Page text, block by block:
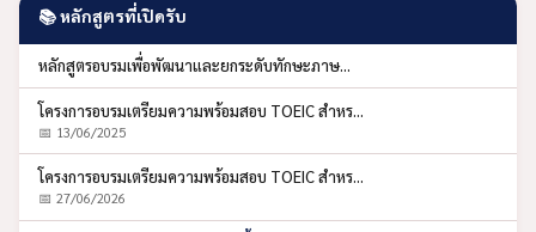
📚 หลักสูตรที่เปิดรับ
หลักสูตรอบรมเพื่อพัฒนาและยกระดับทักษะภาษ...
โครงการอบรมเตรียมความพร้อมสอบ TOEIC สำหร...
📅 13/06/2025
โครงการอบรมเตรียมความพร้อมสอบ TOEIC สำหร...
📅 27/06/2026